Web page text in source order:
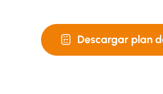
Descargar plan